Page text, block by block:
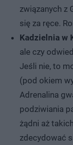
związanych z
się za ręce.
Kadzielnia w
ale czy
Jeśli nie, to
(pod okiem
Adrenalina
podziwiania
żądni aż
zdecydować